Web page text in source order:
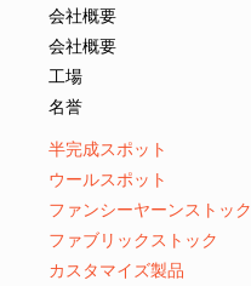
会社概要
会社概要
工場
名誉
半完成スポット
ウールスポット
ファンシーヤーンストック
ファブリックストック
カスタマイズ製品